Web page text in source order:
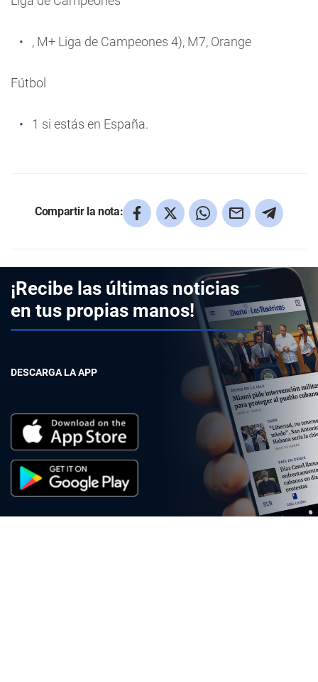
, M+ Liga de Campeones 4), M7, Orange
Fútbol
1 si estás en España.
Compartir la nota:
¡Recibe las últimas noticias
en tus propias manos!
DESCARGA LA APP